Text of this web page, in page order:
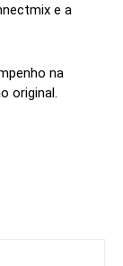
e a
na
original.